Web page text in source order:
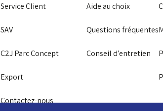
Service Client
SAV
C2J Parc Concept
Export
Contactez-nous
Aide au choix
Questions fréquentes
Conseil d’entretien